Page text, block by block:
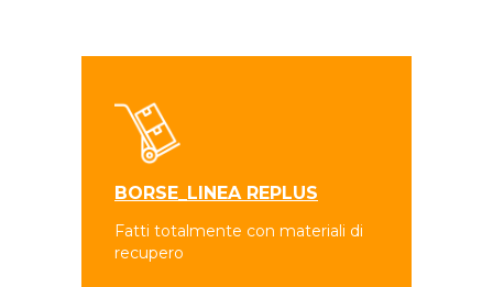
BORSE_LINEA REPLUS
Fatti totalmente con materiali di
recupero